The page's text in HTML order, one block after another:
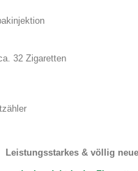
32 Zigaretten
Leistungsstarkes & völlig